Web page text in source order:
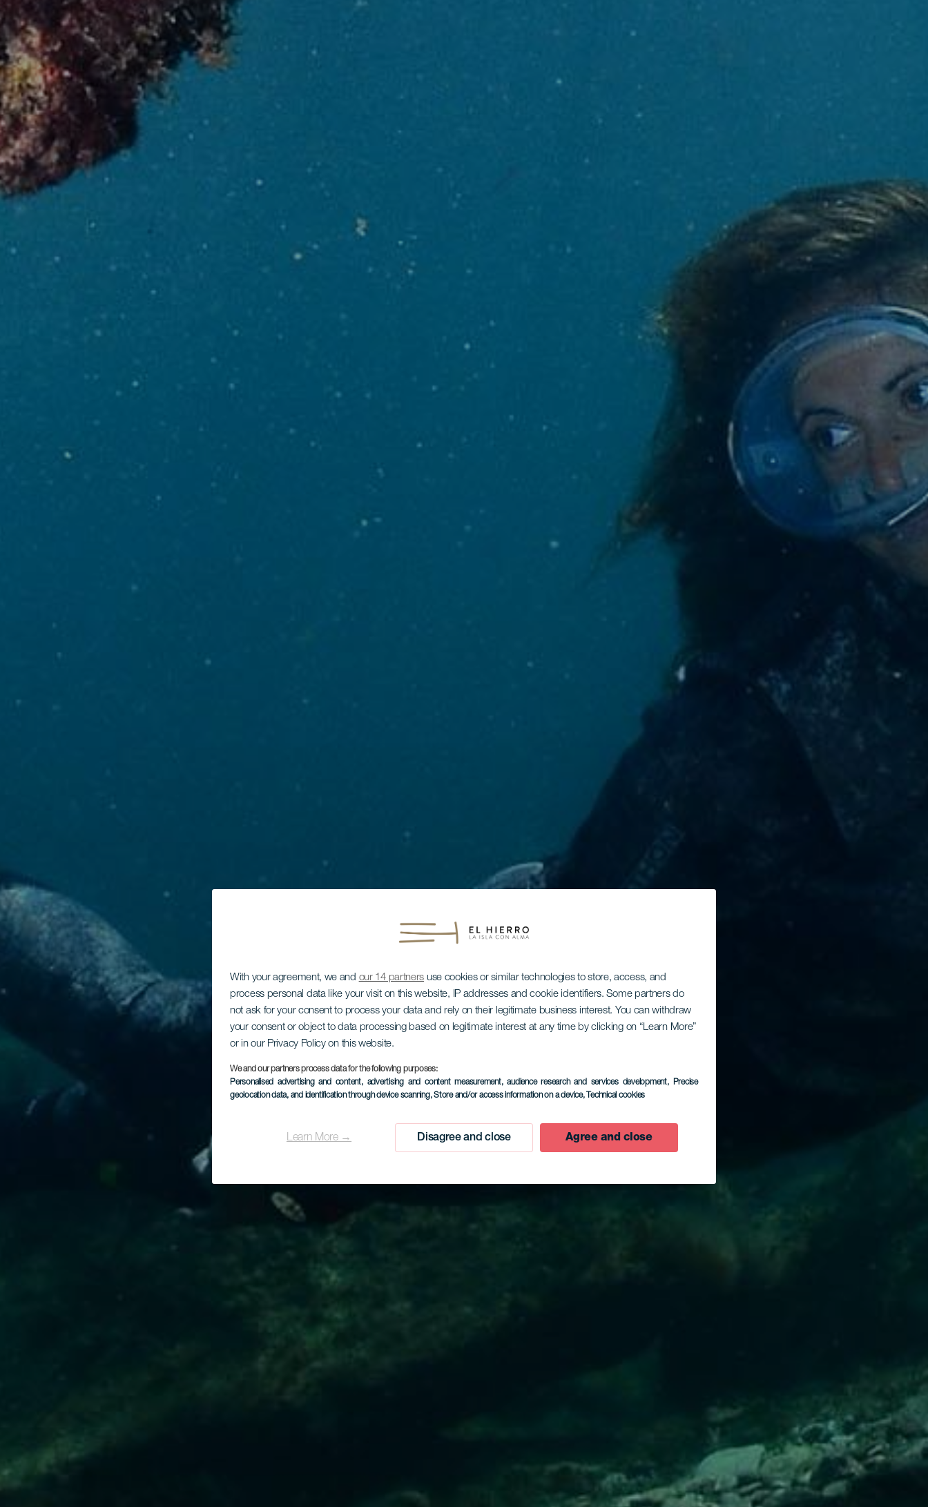
With your agreement, we and our 14 partners use cookies or similar technologies to store, access, and
process personal data like your visit on this website, IP addresses and cookie identifiers. Some partners do
not ask for your consent to process your data and rely on their legitimate business interest. You can withdraw
your consent or object to data processing based on legitimate interest at any time by clicking on “Learn More”
or in our Privacy Policy on this website.
We and our partners process data for the following purposes:
Personalised advertising and content, advertising and content measurement, audience research and services development, Precise
geolocation data, and identification through device scanning, Store and/or access information on a device, Technical cookies
Learn More → Disagree and close Agree and close